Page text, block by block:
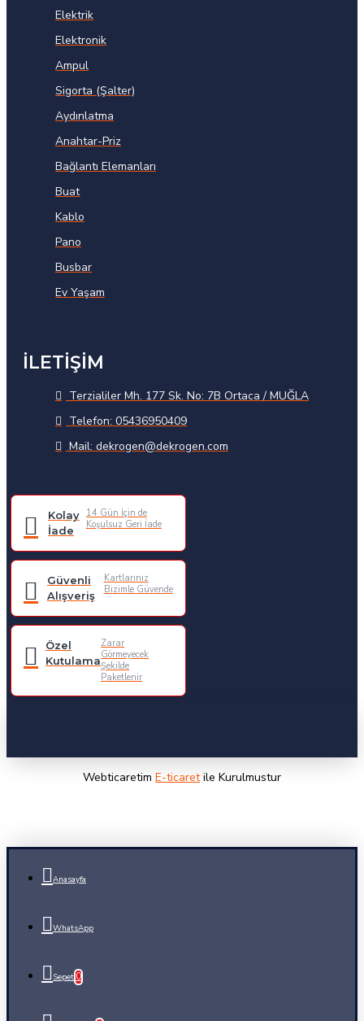
Elektrik
Elektronik
Ampul
Sigorta (Şalter)
Aydınlatma
Anahtar-Priz
Bağlantı Elemanları
Buat
Kablo
Pano
Busbar
Ev Yaşam
İLETİŞİM
Terzialiler Mh. 177 Sk. No: 7B Ortaca / MUĞLA
Telefon: 05436950409
Mail: dekrogen@dekrogen.com
Kolay
İade
14 Gün İçin de
Koşulsuz Geri İade
Güvenli
Alışveriş
Kartlarınız
Bizimle Güvende
Özel
Kutulama
Zarar
Görmeyecek
Şekilde
Paketlenir
Webticaretim E-ticaretile Kurulmustur
Anasayfa
WhatsApp
Sepet 0